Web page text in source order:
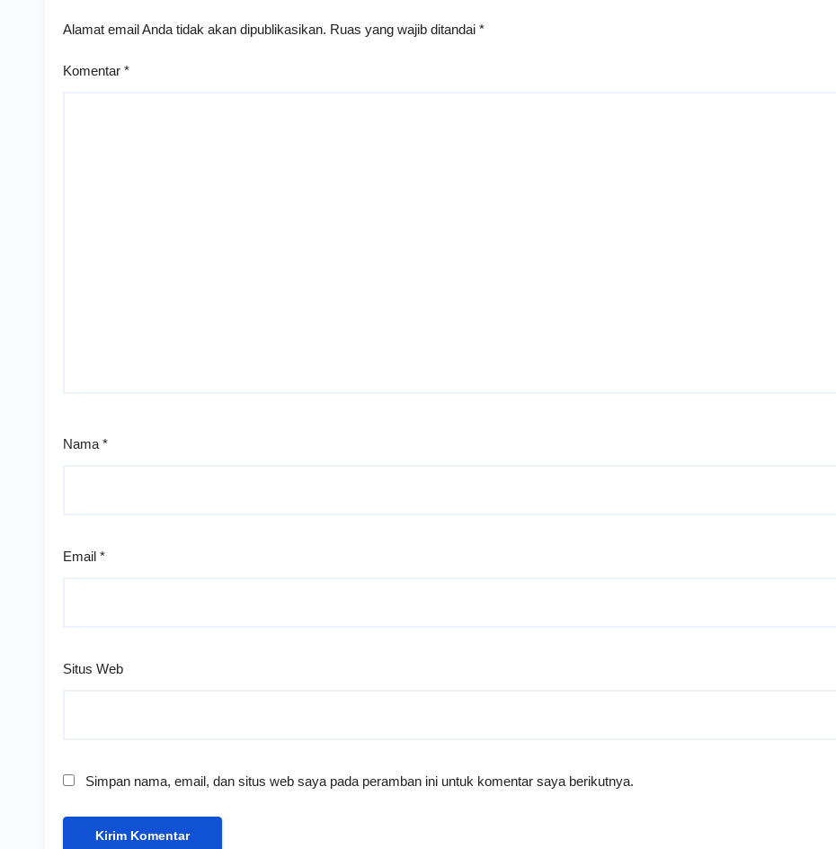
Alamat email Anda tidak akan dipublikasikan. Ruas yang wajib ditandai *
Komentar *
Nama *
Email *
Situs Web
Simpan nama, email, dan situs web saya pada peramban ini untuk komentar saya berikutnya.